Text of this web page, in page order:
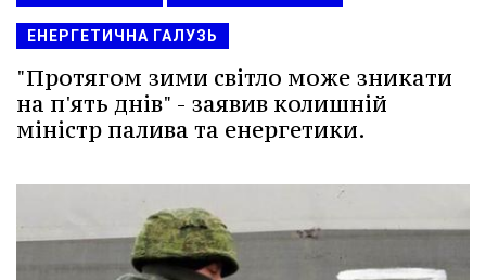
ЕНЕРГЕТИЧНА ГАЛУЗЬ
"Протягом зими світло може зникати
на п'ять днів" - заявив колишній
міністр палива та енергетики.